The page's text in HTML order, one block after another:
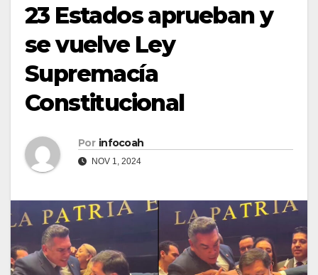
23 Estados aprueban y
se vuelve Ley
Supremacía
Constitucional
Por infocoah
NOV 1, 2024